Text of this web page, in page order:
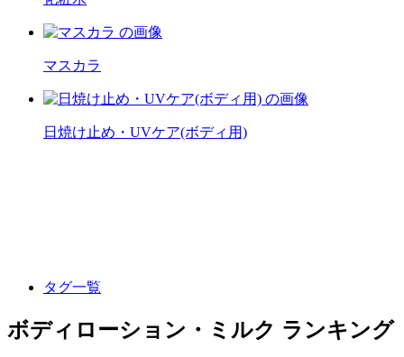
マスカラ
日焼け止め・UVケア(ボディ用)
タグ一覧
ボディローション・ミルク ランキング